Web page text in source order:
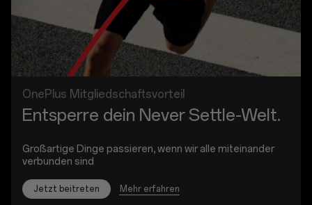
OnePlus Mitgliedschaftsvorteil
Entsperre dein Never Settle-Welt.
Großartige Dinge passieren, wenn wir alle miteinander
verbunden sind
Jetzt beitreten Mehr erfahren